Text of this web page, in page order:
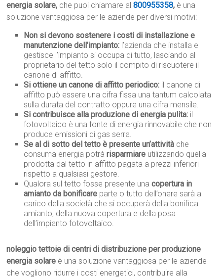
energia solare, che puoi chiamare al800955358, è una
soluzione vantaggiosa per le aziende per diversi motivi:
Non si devono sostenere i costi di installazione e
manutenzione dell’impianto: l’azienda che installa e
gestisce l’impianto si occupa di tutto, lasciando al
proprietario del tetto solo il compito di riscuotere il
canone di affitto.
Si ottiene un canone di affitto periodico: il canone di
affitto può essere una cifra fissa una tantum calcolata
sulla durata del contratto oppure una cifra mensile.
Si contribuisce alla produzione di energia pulita: il
fotovoltaico è una fonte di energia rinnovabile che non
produce emissioni di gas serra.
Se al di sotto del tetto è presente un’attività che
consuma energia potràrisparmiare utilizzando quella
prodotta dal tetto in affitto pagata a prezzi inferiori
rispetto a qualsiasi gestore.
Qualora sul tetto fosse presente unacopertura in
amianto da bonificare parte o tutto dell’onere sarà a
carico della società che si occuperà della bonifica
amianto, della nuova copertura e della posa
dell’impianto fotovoltaico.
noleggio tettoie di centri di distribuzione per produzione
energia solare è una soluzione vantaggiosa per le aziende
che vogliono ridurre i costi energetici, contribuire alla